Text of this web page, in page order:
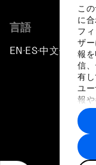
こ
に
フ
ザ
報
信
有
ユ
報
に
ト
す。
言語
EN ▪ ES▪中文▪ 日本語
プライ